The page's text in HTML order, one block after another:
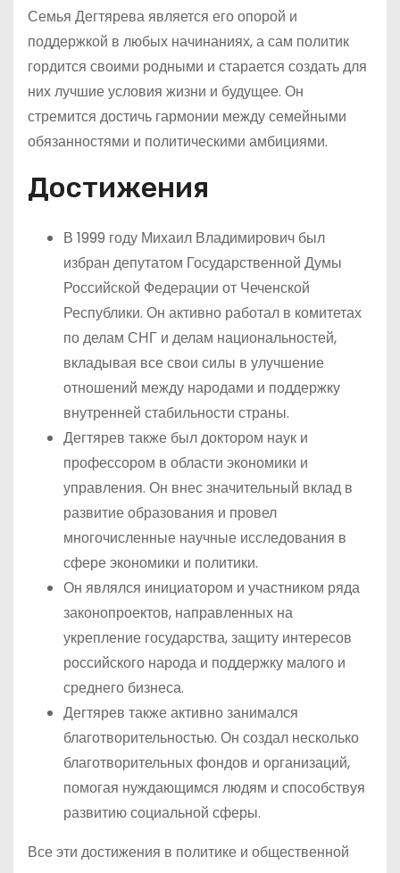
Семья Дегтярева является его опорой и
поддержкой в любых начинаниях, а сам политик
гордится своими родными и старается создать для
них лучшие условия жизни и будущее. Он
стремится достичь гармонии между семейными
обязанностями и политическими амбициями.
Достижения
В 1999 году Михаил Владимирович был
избран депутатом Государственной Думы
Российской Федерации от Чеченской
Республики. Он активно работал в комитетах
по делам СНГ и делам национальностей,
вкладывая все свои силы в улучшение
отношений между народами и поддержку
внутренней стабильности страны.
Дегтярев также был доктором наук и
профессором в области экономики и
управления. Он внес значительный вклад в
развитие образования и провел
многочисленные научные исследования в
сфере экономики и политики.
Он являлся инициатором и участником ряда
законопроектов, направленных на
укрепление государства, защиту интересов
российского народа и поддержку малого и
среднего бизнеса.
Дегтярев также активно занимался
благотворительностью. Он создал несколько
благотворительных фондов и организаций,
помогая нуждающимся людям и способствуя
развитию социальной сферы.
Все эти достижения в политике и общественной